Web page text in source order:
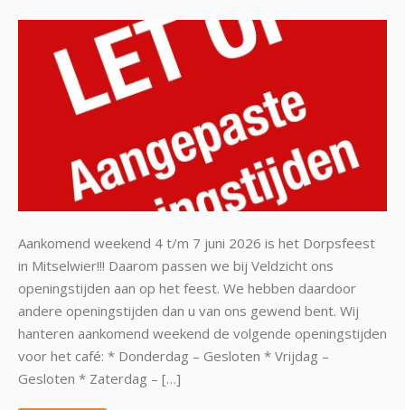
Aankomend weekend 4 t/m 7 juni 2026 is het Dorpsfeest
in Mitselwier!!! Daarom passen we bij Veldzicht ons
openingstijden aan op het feest. We hebben daardoor
andere openingstijden dan u van ons gewend bent. Wij
hanteren aankomend weekend de volgende openingstijden
voor het café: * Donderdag – Gesloten * Vrijdag –
Gesloten * Zaterdag – […]